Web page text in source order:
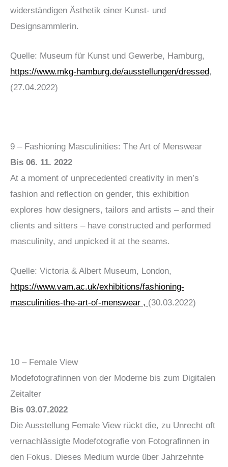
widerständigen Ästhetik einer Kunst- und
Designsammlerin.
Quelle: Museum für Kunst und Gewerbe, Hamburg,
https://www.mkg-hamburg.de/ausstellungen/dressed,
(27.04.2022)
9 – Fashioning Masculinities: The Art of Menswear
Bis 06. 11. 2022
At a moment of unprecedented creativity in men’s
fashion and reflection on gender, this exhibition
explores how designers, tailors and artists – and their
clients and sitters – have constructed and performed
masculinity, and unpicked it at the seams.
Quelle: Victoria & Albert Museum, London,
https://www.vam.ac.uk/exhibitions/fashioning-
masculinities-the-art-of-menswear , (30.03.2022)
10 – Female View
Modefotografinnen von der Moderne bis zum Digitalen
Zeitalter
Bis 03.07.2022
Die Ausstellung Female View rückt die, zu Unrecht oft
vernachlässigte Modefotografie von Fotografinnen in
den Fokus. Dieses Medium wurde über Jahrzehnte